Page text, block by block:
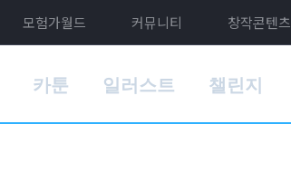
모험가월드 커뮤니티 창작콘텐츠
카툰 일러스트 챌린지